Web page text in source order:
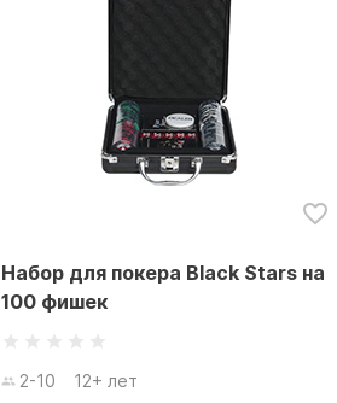
Набор для покера Black Stars на
100 фишек
2-10 12+ лет